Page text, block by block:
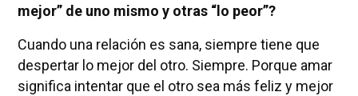
mejor” de uno mismo y otras “lo peor”?
Cuando una relación es sana, siempre tiene que
despertar lo mejor del otro. Siempre. Porque amar
significa intentar que el otro sea más feliz y mejor